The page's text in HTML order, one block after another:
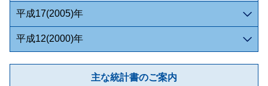
平成17(2005)年
平成12(2000)年
主な統計書のご案内